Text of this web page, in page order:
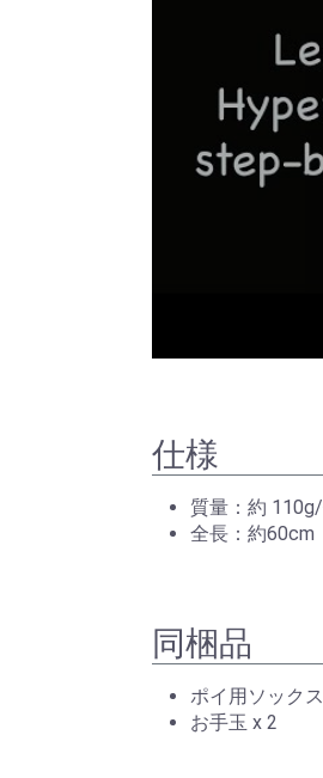
仕様
質量：約
全長：約60cm
同梱品
ポイ用ソック
お手玉 x 2